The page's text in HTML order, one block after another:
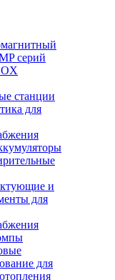
серий
станции
для
и
для
для